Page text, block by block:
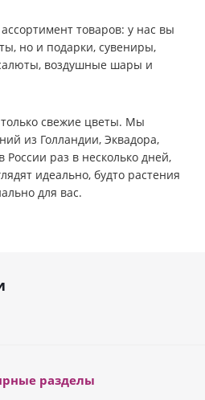
товаров: у нас вы
но и подарки, сувениры,
воздушные шары и
свежие цветы. Мы
из Голландии, Эквадора,
России раз в несколько дней,
идеально, будто растения
для вас.
разделы